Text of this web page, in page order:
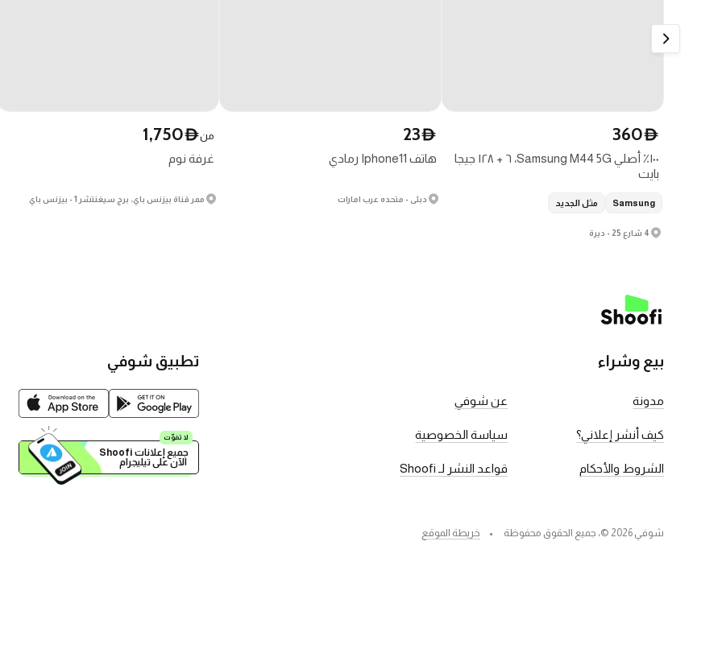
D
360
١٠٠٪ أصلي Samsung M44 5G، ٦ + ١٢٨ جيجا
بايت
Samsung مثل الجديد
4 شارع 25 - ديرة
D
23
هاتف Iphone11 رمادي
دبئی - متحدہ عرب امارات
منD
1,750
غرفة نوم
ممر قناة بيزنس باي، برج سيغنتشر 1 - بيزنس باي
بيع وشراء
مدونة عن شوفي
كيف أنشر إعلاني؟ سياسة الخصوصية
الشروط والأحكام قواعد النشر لـ Shoofi
تطبيق شوفي
لا تفوّت
شوفي 2026 ©، جميع الحقوق محفوظة خريطة الموقع